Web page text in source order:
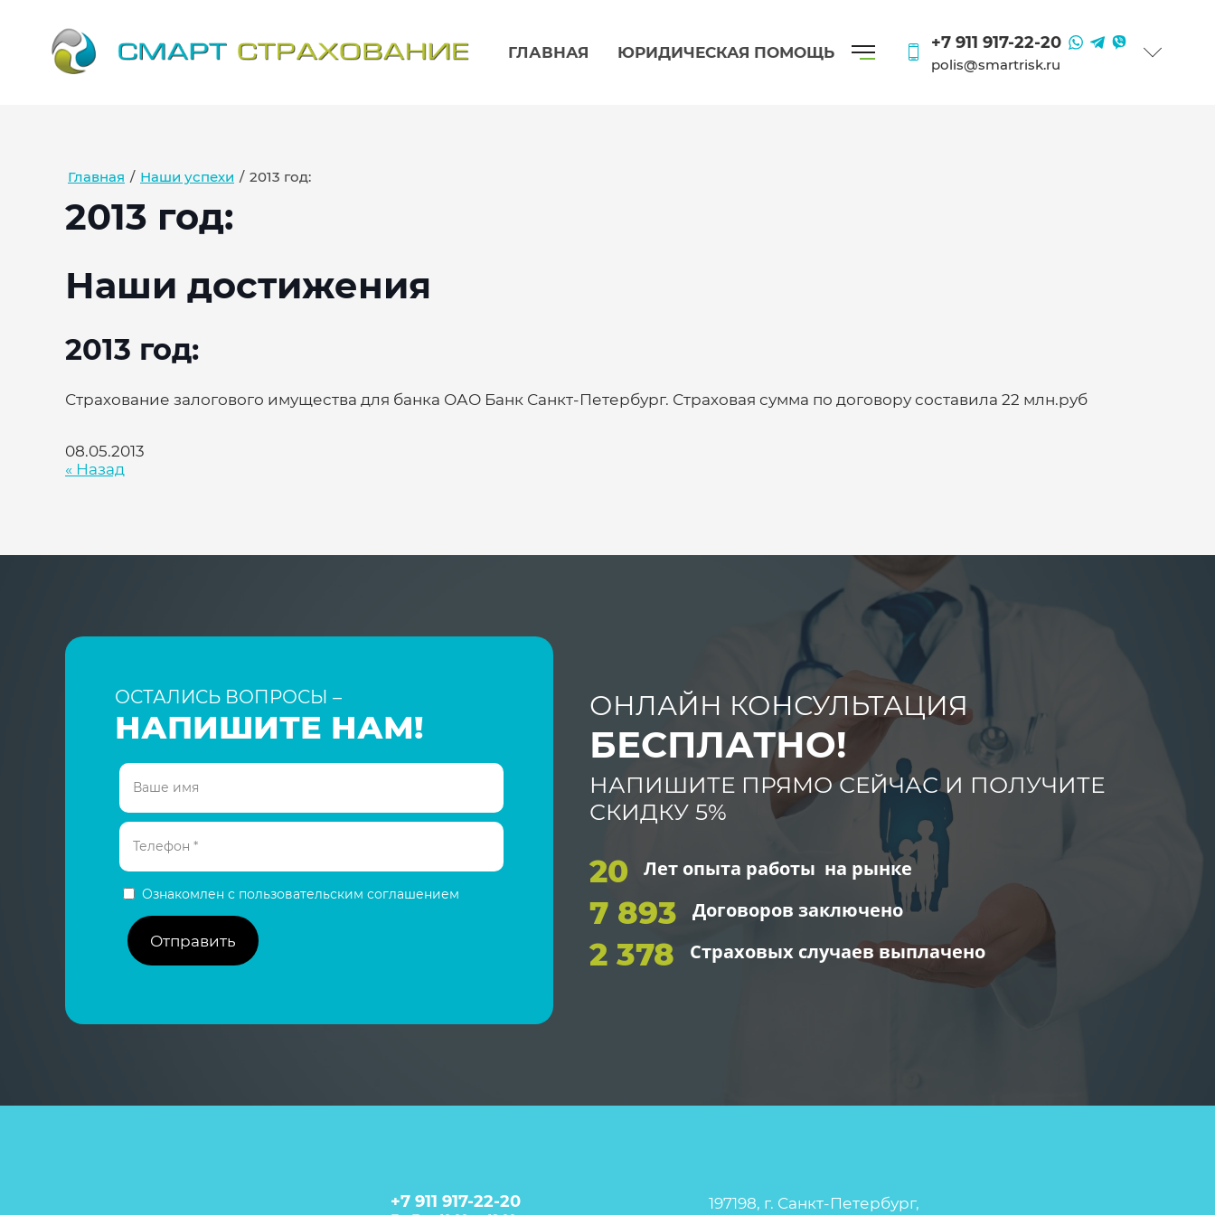
ГЛАВНАЯ ЮРИДИЧЕСКАЯ ПОМОЩЬ +7 911 917-22-20
polis@smartrisk.ru
Главная / Наши успехи / 2013 год:
2013 год:
Наши достижения
2013 год:
Страхование залогового имущества для банка ОАО Банк Санкт-Петербург. Страховая сумма по договору составила 22 млн.руб
08.05.2013
« Назад
ОНЛАЙН КОНСУЛЬТАЦИЯ
БЕСПЛАТНО!
НАПИШИТЕ ПРЯМО СЕЙЧАС И ПОЛУЧИТЕ
СКИДКУ 5%
20 Лет опыта работы на рынке
7 893 Договоров заключено
2 378 Страховых случаев выплачено
ОСТАЛИСЬ ВОПРОСЫ –
НАПИШИТЕ НАМ!
Ознакомлен с пользовательским соглашением
Отправить
+7 911 917-22-20
197198, г. Санкт-Петербург,